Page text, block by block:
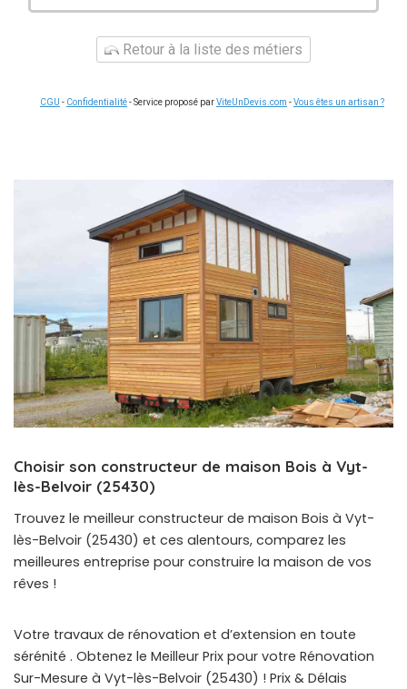
Retour à la liste des métiers
CGU - Confidentialité- Service proposé parViteUnDevis.com -Vous êtes un artisan ?
Choisir son constructeur de maison Bois à Vyt-
lès-Belvoir (25430)
Trouvez le meilleur constructeur de maison Bois à Vyt-
lès-Belvoir (25430) et ces alentours, comparez les
meilleures entreprise pour construire la maison de vos
rêves !
Votre travaux de rénovation et d’extension en toute
sérénité . Obtenez le Meilleur Prix pour votre Rénovation
Sur-Mesure à Vyt-lès-Belvoir (25430) ! Prix & Délais